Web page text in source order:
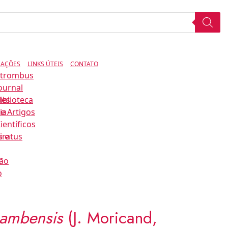
e
Artigos
LINKS ÚTEIS CONTATO
(J. Moricand,